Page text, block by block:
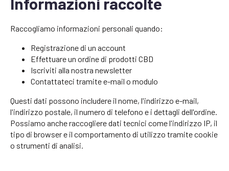
Raccogliamo informazioni personali quando:
Registrazione di un account
Effettuare un ordine di prodotti CBD
Iscriviti alla nostra newsletter
Contattateci tramite e-mail o modulo
Questi dati possono includere il nome, l'indirizzo e-mail,
l'indirizzo postale, il numero di telefono e i dettagli dell'ordine.
Possiamo anche raccogliere dati tecnici come l'indirizzo IP, il
tipo di browser e il comportamento di utilizzo tramite cookie
o strumenti di analisi.